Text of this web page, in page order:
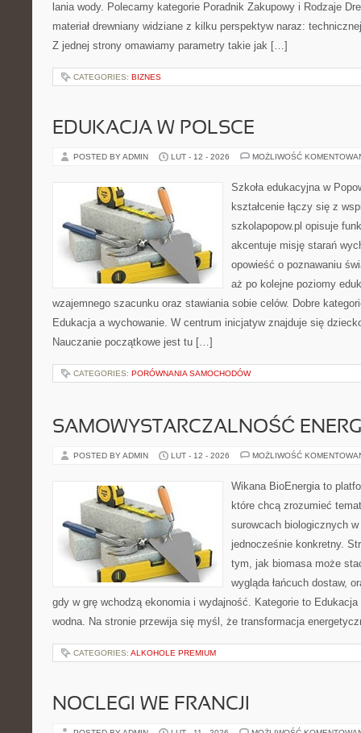
lania wody. Polecamy kategorie Poradnik Zakupowy i Rodzaje
materiał drewniany widziane z kilku perspektyw naraz:
Z jednej strony omawiamy parametry takie jak […]
CATEGORIES: BIZNES
EDUKACJA W POLSCE
POSTED BY ADMIN LUT - 12 - 2026 MOŻLIWOŚĆ
Szkoła edukacyjna w
kształcenie łączy się z
szkolapopow.pl opisuje
akcentuje misję starań
opowieść o poznawaniu
aż po kolejne poziomy
wzajemnego szacunku oraz stawiania sobie celów. Dobre
Edukacja a wychowanie. W centrum inicjatyw znajduje się
Nauczanie początkowe jest tu […]
CATEGORIES: PORÓWNANIA SAMOCHODÓW
SAMOWYSTARCZALNOŚĆ
POSTED BY ADMIN LUT - 12 - 2026 MOŻLIWOŚĆ
Wikana BioEnergia to
które chcą zrozumieć
surowcach biologicznych
jednocześnie konkretny.
tym, jak biomasa może
wygląda łańcuch dostaw,
gdy w grę wchodzą ekonomia i wydajność. Kategorie to
wodna. Na stronie przewija się myśl, że transformacja
CATEGORIES: ALKOHOLE PREMIUM
NOCLEGI WE FRANCJI